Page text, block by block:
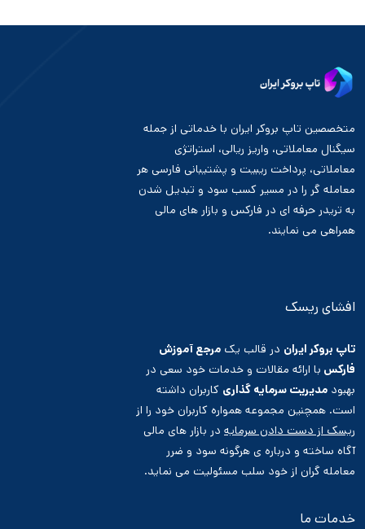
متخصصین تاپ بروکر ایران با خدماتی از جمله
سیگنال معاملاتی، واریز ریالی، استراتژی
معاملاتی، پرداخت ریبیت و پشتیبانی فارسی هر
معامله گر را در مسیر کسب سود و تبدیل شدن
به تریدر حرفه ای در فارکس و بازار های مالی
همراهی می نمایند.
افشای ریسک
تاپ بروکر ایران در قالب یک مرجع آموزش
فارکس با ارائه مقالات و خدمات خود سعی در
بهبود مدیریت سرمایه گذاری کاربران داشته
است. همچنین مجموعه همواره کاربران خود را از
ریسک از دست دادن سرمایه در بازار های مالی
آگاه ساخته و درباره ی هرگونه سود و ضرر
معامله گران از خود سلب مسئولیت می نماید.
خدمات ما